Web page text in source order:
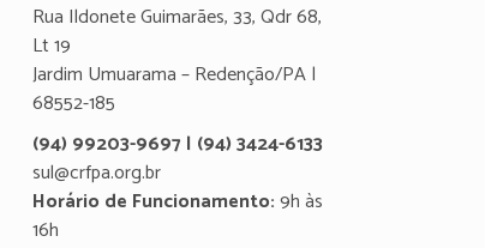
Rua Ildonete Guimarães, 33, Qdr 68,
Lt 19
Jardim Umuarama – Redenção/PA |
68552-185
(94) 99203-9697 | (94) 3424-6133
sul@crfpa.org.br
Horário de Funcionamento:9h às
16h